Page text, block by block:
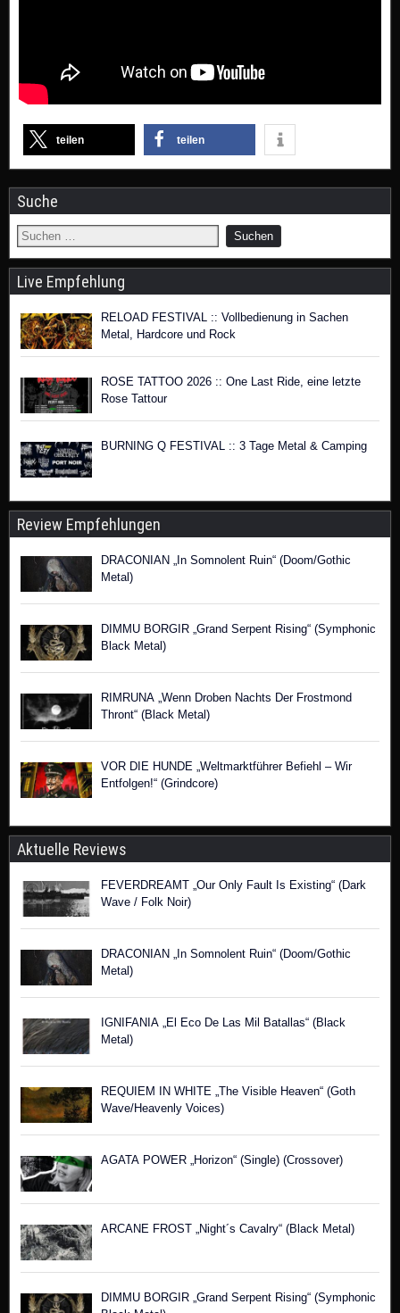
teilen teilen
Suche
Live Empfehlung
RELOAD FESTIVAL :: Vollbedienung in Sachen
Metal, Hardcore und Rock
ROSE TATTOO 2026 :: One Last Ride, eine letzte
Rose Tattour
BURNING Q FESTIVAL :: 3 Tage Metal & Camping
Review Empfehlungen
DRACONIAN „In Somnolent Ruin“ (Doom/Gothic
Metal)
DIMMU BORGIR „Grand Serpent Rising“ (Symphonic
Black Metal)
RIMRUNA „Wenn Droben Nachts Der Frostmond
Thront“ (Black Metal)
VOR DIE HUNDE „Weltmarktführer Befiehl – Wir
Entfolgen!“ (Grindcore)
Aktuelle Reviews
FEVERDREAMT „Our Only Fault Is Existing“ (Dark
Wave / Folk Noir)
DRACONIAN „In Somnolent Ruin“ (Doom/Gothic
Metal)
IGNIFANIA „El Eco De Las Mil Batallas“ (Black
Metal)
REQUIEM IN WHITE „The Visible Heaven“ (Goth
Wave/Heavenly Voices)
AGATA POWER „Horizon“ (Single) (Crossover)
ARCANE FROST „Night´s Cavalry“ (Black Metal)
DIMMU BORGIR „Grand Serpent Rising“ (Symphonic